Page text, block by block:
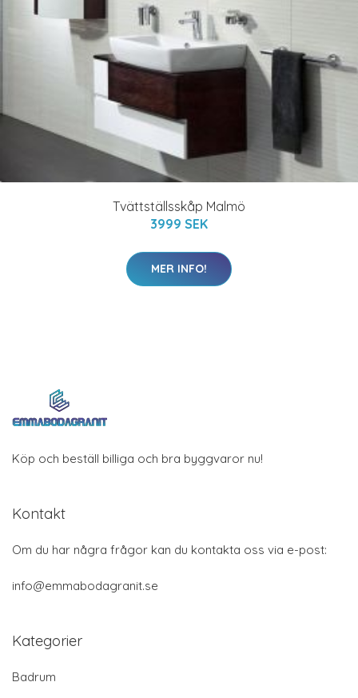
Tvättställsskåp Malmö
3999 SEK
MER INFO!
Köp och beställ billiga och bra byggvaror nu!
Kontakt
Om du har några frågor kan du kontakta oss via e-post:
info@emmabodagranit.se
Kategorier
Badrum